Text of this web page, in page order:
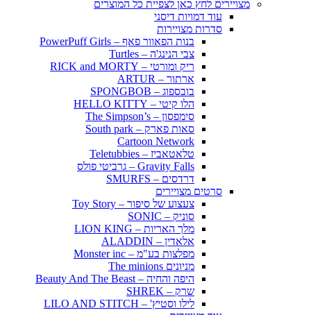
מצויירים לחץ כאן לצפיית כל המוצרים
עוד דמויות דיסני
סדרות מצויירות
בנות הפאוור פאף – PowerPuff Girls
צבי הנינג'ה – Turtles
ריק ומורטי – RICK and MORTY
ארתור – ARTUR
בובספוג – SPONGBOB
הלו קיטי – HELLO KITTY
סימפסון – The Simpson’s
סאות פארק – South park
Cartoon Network
טלאטאביז – Teletubbies
Gravity Falls – גרביטי פולס
דרדסים – SMURFS
סרטים מצויירים
צעצוע של סיפור – Toy Story
סוניק – SONIC
מלך האריות – LION KING
אלאדין – ALADDIN
מפלצות בע"מ – Monster inc
מניונים The minions
היפה והחיה – Beauty And The Beast
שרק – SHREK
לילו וסטיץ' – LILO AND STITCH